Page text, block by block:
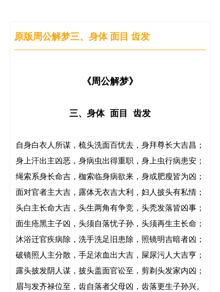
原版周公解梦三、身体 面目 齿发
《周公解梦》
三、身体 面目 齿发
自身白衣人所谋，梳头洗面百忧去，身拜尊长大吉昌；
身上汗出主凶恶，身病虫出得重职，身上虫行病患安；
绳索系身长命吉，枷索临身病欲来，身或肥瘦皆为凶；
面对官者主大吉，露体无衣吉大利，妇人披头有私情；
头白主长命大吉，头生两角有争竞，头秃发落皆凶事；
面生疮黑主子凶，头须自落忧子孙，头须再生主长命；
沐浴迁官疾病除，洗手洗足旧患除，照镜明吉暗者凶；
破镜照人主分散，手足浓血出大吉，屎尿污人大吉亨；
露头披发阴人谋，披头盖面官讼至，剪剃头发家内凶；
眉与发齐禄位至，齿自落者父母凶，齿落更生子孙兴。